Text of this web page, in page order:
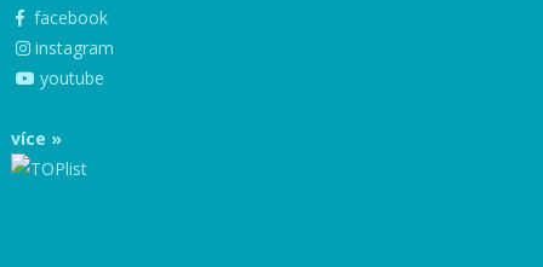
facebook
instagram
youtube
více »